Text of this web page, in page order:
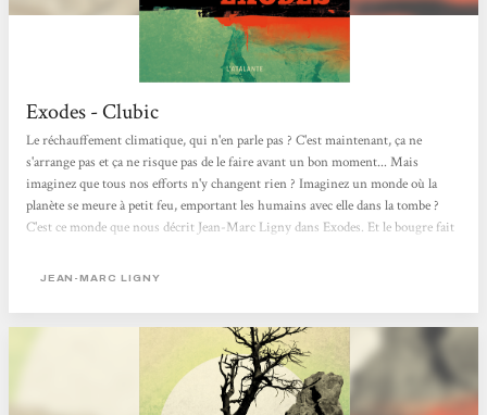
Exodes - Clubic
Le réchauffement climatique, qui n'en parle pas ? C'est maintenant, ça ne
s'arrange pas et ça ne risque pas de le faire avant un bon moment... Mais
imaginez que tous nos efforts n'y changent rien ? Imaginez un monde où la
planète se meure à petit feu, emportant les humains avec elle dans la tombe ?
C'est ce monde que nous décrit Jean-Marc Ligny dans Exodes. Et le bougre fait
apocalyptique. Ma recommandation ? Foncez dans ce livre tête baissée ! Comme
JEAN-MARC LIGNY